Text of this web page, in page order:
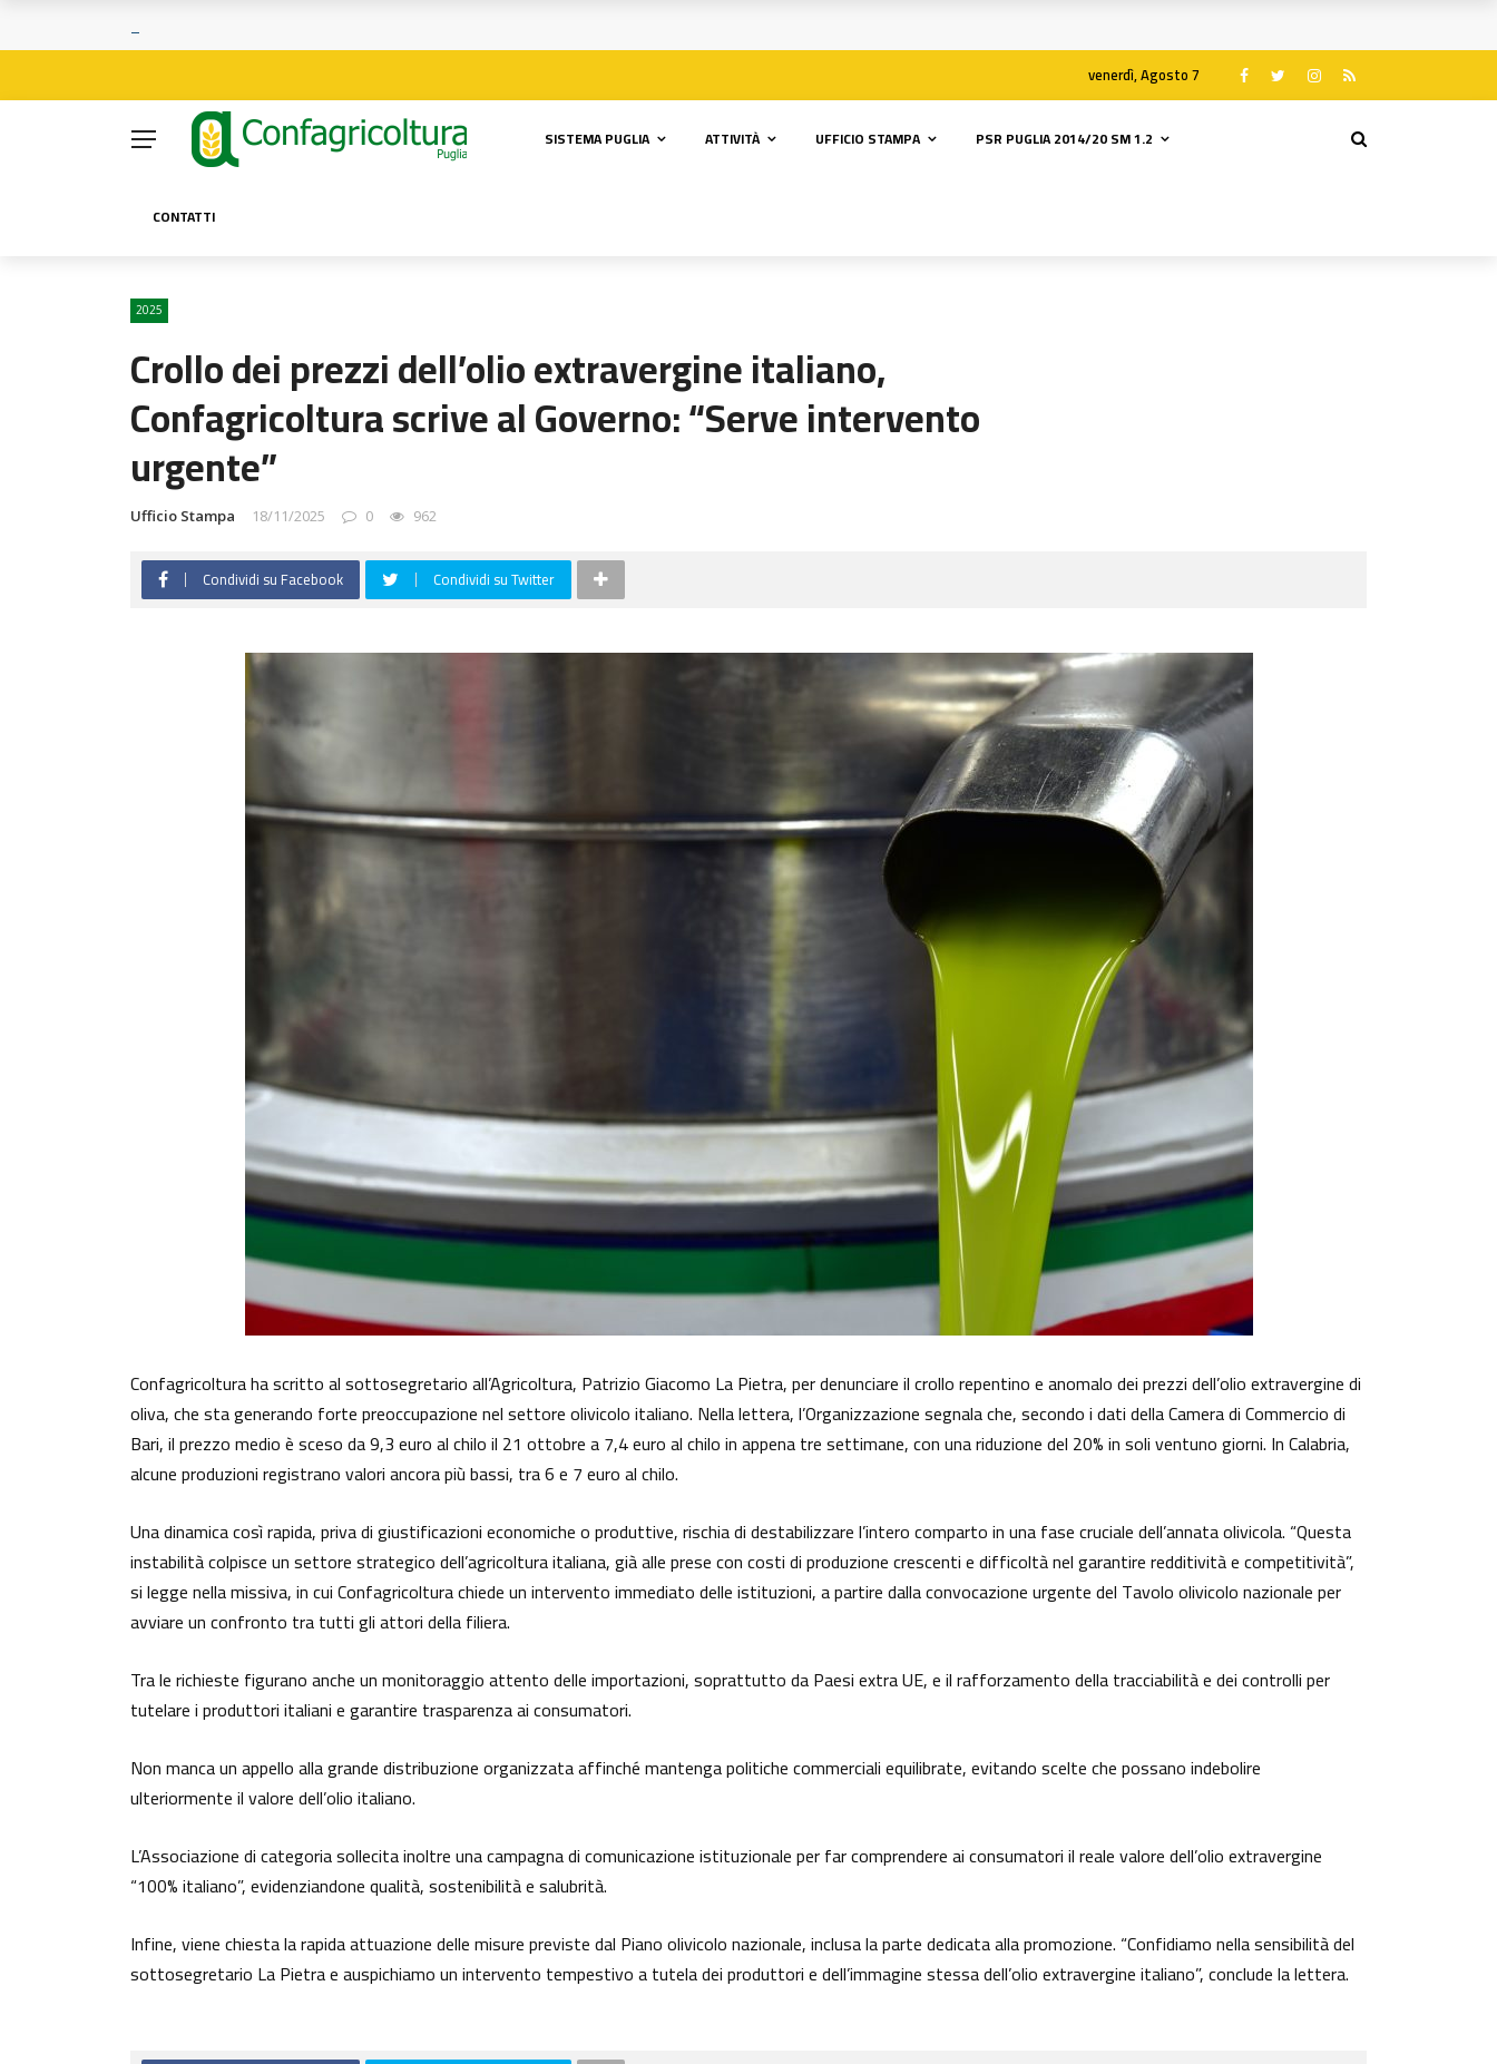
venerdì, Agosto 7
SISTEMA PUGLIA ATTIVITÀ UFFICIO STAMPA PSR PUGLIA 2014/20 SM 1.2
CONTATTI
2025
Crollo dei prezzi dell’olio extravergine italiano,
Confagricoltura scrive al Governo: “Serve intervento
urgente”
Ufficio Stampa 18/11/2025 0 962
Condividi su Facebook Condividi su Twitter
Confagricoltura ha scritto al sottosegretario all’Agricoltura, Patrizio Giacomo La Pietra, per denunciare il crollo repentino e anomalo dei prezzi dell’olio extravergine di
oliva, che sta generando forte preoccupazione nel settore olivicolo italiano. Nella lettera, l’Organizzazione segnala che, secondo i dati della Camera di Commercio di
Bari, il prezzo medio è sceso da 9,3 euro al chilo il 21 ottobre a 7,4 euro al chilo in appena tre settimane, con una riduzione del 20% in soli ventuno giorni. In Calabria,
alcune produzioni registrano valori ancora più bassi, tra 6 e 7 euro al chilo.
Una dinamica così rapida, priva di giustificazioni economiche o produttive, rischia di destabilizzare l’intero comparto in una fase cruciale dell’annata olivicola. “Questa
instabilità colpisce un settore strategico dell’agricoltura italiana, già alle prese con costi di produzione crescenti e difficoltà nel garantire redditività e competitività”,
si legge nella missiva, in cui Confagricoltura chiede un intervento immediato delle istituzioni, a partire dalla convocazione urgente del Tavolo olivicolo nazionale per
avviare un confronto tra tutti gli attori della filiera.
Tra le richieste figurano anche un monitoraggio attento delle importazioni, soprattutto da Paesi extra UE, e il rafforzamento della tracciabilità e dei controlli per
tutelare i produttori italiani e garantire trasparenza ai consumatori.
Non manca un appello alla grande distribuzione organizzata affinché mantenga politiche commerciali equilibrate, evitando scelte che possano indebolire
ulteriormente il valore dell’olio italiano.
L’Associazione di categoria sollecita inoltre una campagna di comunicazione istituzionale per far comprendere ai consumatori il reale valore dell’olio extravergine
“100% italiano”, evidenziandone qualità, sostenibilità e salubrità.
Infine, viene chiesta la rapida attuazione delle misure previste dal Piano olivicolo nazionale, inclusa la parte dedicata alla promozione. “Confidiamo nella sensibilità del
sottosegretario La Pietra e auspichiamo un intervento tempestivo a tutela dei produttori e dell’immagine stessa dell’olio extravergine italiano”, conclude la lettera.